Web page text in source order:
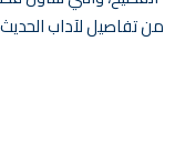
من تفاصيل لآداب